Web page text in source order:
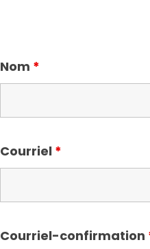
Nom *
Courriel *
Courriel-confirmation